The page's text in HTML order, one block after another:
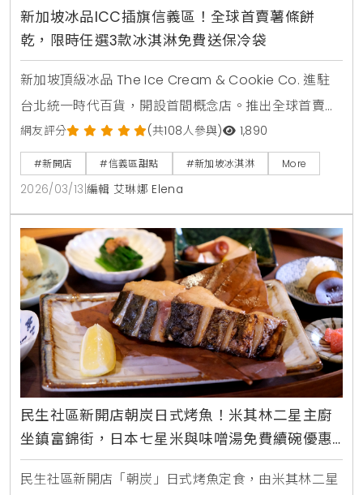
新加坡冰品ICC插旗信義區！全球首賣薯條餅
乾，限時任選3款冰淇淋免費送保冷袋
新加坡頂級冰品 The Ice Cream & Cookie Co. 進駐
台北統一時代百貨，開設首間概念店。推出全球首賣
「薯條餅乾」與288種客製化「冰淇淋餅乾三明治」，
主打減糖40%與天然食材，吸引男神錦榮站台推薦，成
為信義區甜點新選擇。
網友評分 (共108人參與) 1,890
#新開店 #信義區甜點 #新加坡冰淇淋 More
2026/03/13 編輯 艾琳娜 Elena
民生社區新開店朝炭日式烤魚！米其林二星主廚
坐鎮富錦街，日本七星米與味噌湯免費續碗優惠
中
民生社區新開店「朝炭」日式烤魚定食，由米其林二星